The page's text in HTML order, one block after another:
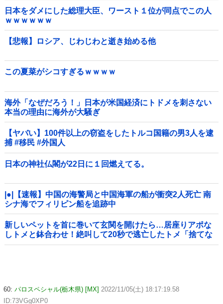
日本をダメにした総理大臣、ワースト１位が同点でこの人
ｗｗｗｗｗｗ
【悲報】ロシア、じわじわと逝き始める他
この夏菜がシコすぎるｗｗｗｗ
海外「なぜだろう！」日本が米国経済にトドメを刺さない
本当の理由に海外が大騒ぎ
【ヤバい】100件以上の窃盗をしたトルコ国籍の男3人を逮
捕 #移民 #外国人
日本の神社仏閣が22日に１回燃えてる。
|●|【速報】中国の海警局と中国海軍の船が衝突2人死亡 南
シナ海でフィリピン船を追跡中
新しいペットを首に巻いて玄関を開けたら…居座りアポな
しトメと鉢合わせ！絶叫して20秒で逃亡したトメ「捨てな
いと二度と行ってあげない！」←もう来なくて大丈夫です
60: パロスペシャル(栃木県) [MX] 2022/11/05(土) 18:17:19.58
ID:73VGg0XP0